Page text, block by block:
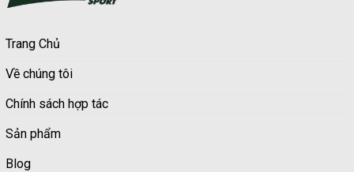
Trang Chủ
Về chúng tôi
Chính sách hợp tác
Sản phẩm
Blog